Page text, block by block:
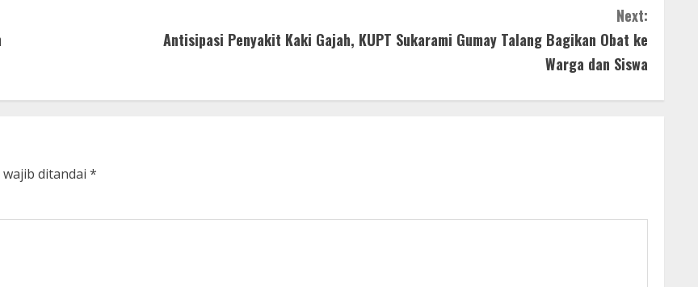
Next:
Antisipasi Penyakit Kaki Gajah, KUPT Sukarami Gumay Talang Bagikan Obat ke
Warga dan Siswa
wajib ditandai *